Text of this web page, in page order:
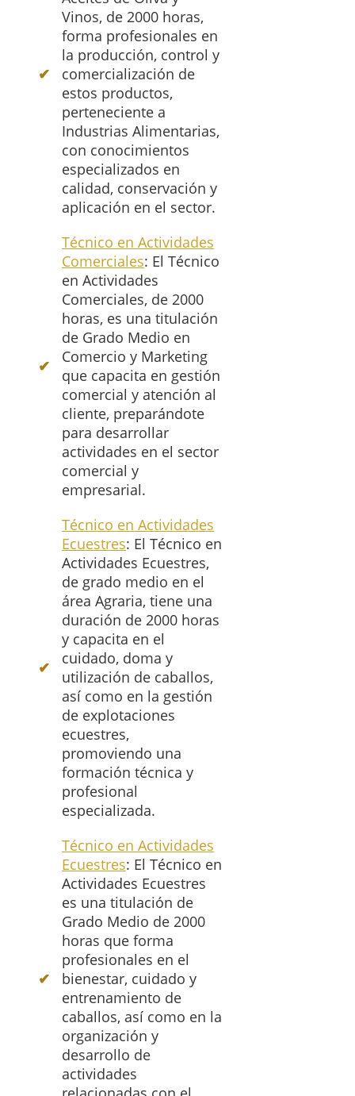
Vinos, de 2000 horas,
forma profesionales en
la producción, control y
comercialización de
estos productos,
perteneciente a
Industrias Alimentarias,
con conocimientos
especializados en
calidad, conservación y
aplicación en el sector.
Técnico en Actividades
Comerciales: El Técnico
en Actividades
Comerciales, de 2000
horas, es una titulación
de Grado Medio en
Comercio y Marketing
que capacita en gestión
comercial y atención al
cliente, preparándote
para desarrollar
actividades en el sector
comercial y
empresarial.
Técnico en Actividades
Ecuestres: El Técnico en
Actividades Ecuestres,
de grado medio en el
área Agraria, tiene una
duración de 2000 horas
y capacita en el
cuidado, doma y
utilización de caballos,
así como en la gestión
de explotaciones
ecuestres,
promoviendo una
formación técnica y
profesional
especializada.
Técnico en Actividades
Ecuestres: El Técnico en
Actividades Ecuestres
es una titulación de
Grado Medio de 2000
horas que forma
profesionales en el
bienestar, cuidado y
entrenamiento de
caballos, así como en la
organización y
desarrollo de
actividades